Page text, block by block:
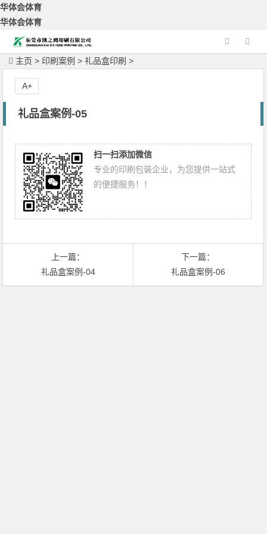
华体会体育
华体会体育
主页 > 印刷案例 >礼品盒印刷 >
礼品盒案例-05
扫一扫添加微信
专业的印刷包装企业，为您提供一站式
的便捷服务！！
A+
上一篇：
礼品盒案例-04
下一篇：
礼品盒案例-06